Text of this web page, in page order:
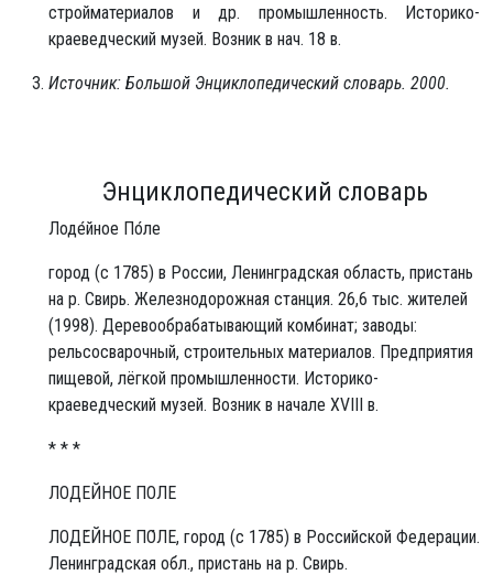
стройматериалов и др. промышленность. Историко-
краеведческий музей. Возник в нач. 18 в.
Источник: Большой Энциклопедический словарь. 2000.
Энциклопедический словарь
Лоде́йное По́ле
город (с 1785) в России, Ленинградская область, пристань
на р. Свирь. Железнодорожная станция. 26,6 тыс. жителей
(1998). Деревообрабатывающий комбинат; заводы:
рельсосварочный, строительных материалов. Предприятия
пищевой, лёгкой промышленности. Историко-
краеведческий музей. Возник в начале XVIII в.
* * *
ЛОДЕЙНОЕ ПОЛЕ
ЛОДЕ́ЙНОЕ ПО́ЛЕ, город (с 1785) в Российской Федерации.
Ленинградская обл., пристань на р. Свирь.